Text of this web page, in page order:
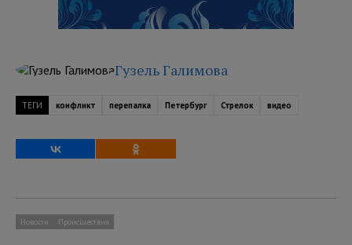
Гузель Галимова
ТЕГИ конфликт перепалка Петербург Стрелок видео
Новости Происшествия